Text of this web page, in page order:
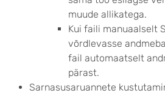
muude allikatega.
Kui faili manuaalselt
võrdlevasse
fail automaatselt
pärast.
Sarnasusaruannete